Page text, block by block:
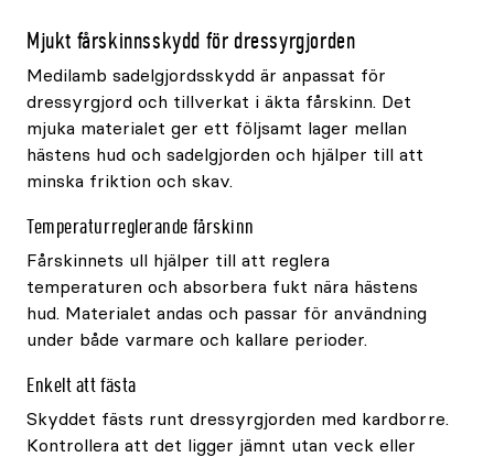
Mjukt fårskinnsskydd för dressyrgjorden
Medilamb sadelgjordsskydd är anpassat för
dressyrgjord och tillverkat i äkta fårskinn. Det
mjuka materialet ger ett följsamt lager mellan
hästens hud och sadelgjorden och hjälper till att
minska friktion och skav.
Temperaturreglerande fårskinn
Fårskinnets ull hjälper till att reglera
temperaturen och absorbera fukt nära hästens
hud. Materialet andas och passar för användning
under både varmare och kallare perioder.
Enkelt att fästa
Skyddet fästs runt dressyrgjorden med kardborre.
Kontrollera att det ligger jämnt utan veck eller